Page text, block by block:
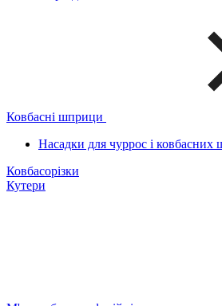
Ковбасні шприци
Насадки для чуррос і ковбасних
Ковбасорізки
Кутери